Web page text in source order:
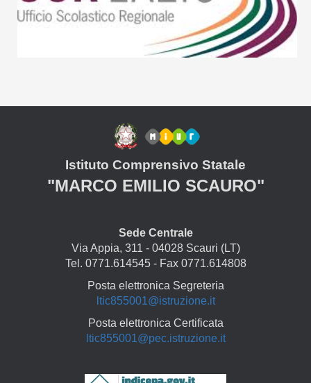
Istituto Comprensivo Statale
"MARCO EMILIO SCAURO"
Sede Centrale
Via Appia, 311 - 04028 Scauri (LT)
Tel. 0771.614545 - Fax 0771.614808
Posta elettronica Segreteria
ltic855001@istruzione.it
Posta elettronica Certificata
ltic855001@pec.istruzione.it